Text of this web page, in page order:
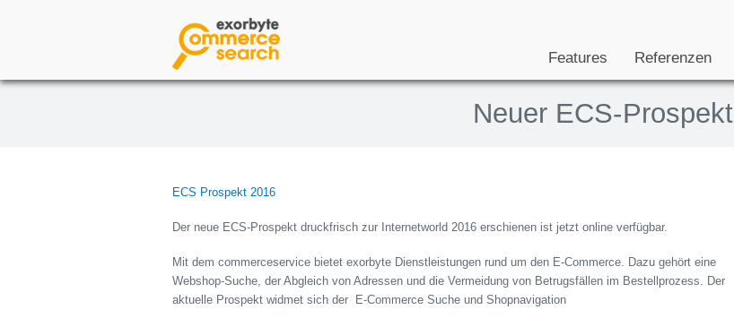
Features Referenzen
Neuer ECS-Prospekt
ECS Prospekt 2016
Der neue ECS-Prospekt druckfrisch zur Internetworld 2016 erschienen ist jetzt online verfügbar.
Mit dem commerceservice bietet exorbyte Dienstleistungen rund um den E-Commerce. Dazu gehört eine
Webshop-Suche, der Abgleich von Adressen und die Vermeidung von Betrugsfällen im Bestellprozess. Der
aktuelle Prospekt widmet sich der E-Commerce Suche und Shopnavigation